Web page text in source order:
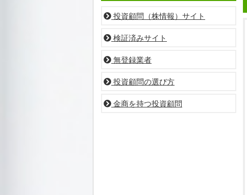
投資顧問（株情報）サイト
検証済みサイト
無登録業者
投資顧問の選び方
金商を持つ投資顧問